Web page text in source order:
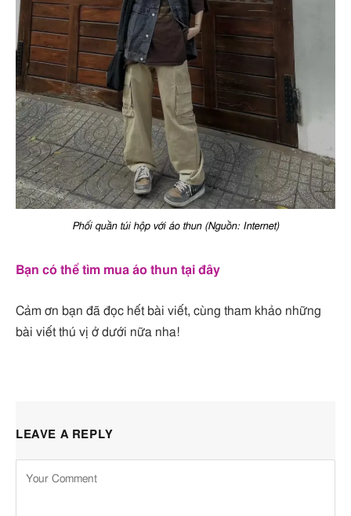
Phối quần túi hộp với áo thun (Nguồn: Internet)
Bạn có thể tìm mua áo thun tại đây
Cảm ơn bạn đã đọc hết bài viết, cùng tham khảo những
bài viết thú vị ở dưới nữa nha!
LEAVE A REPLY